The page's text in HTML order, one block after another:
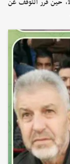
تحت اسم واحد، وبقي في صفوف الفريق حتى عام 1977، حين قرر التوقف عن